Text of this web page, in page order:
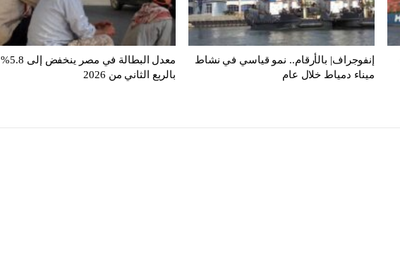
إنفوجراف| بالأرقام.. نمو قياسي في نشاط
ميناء دمياط خلال عام
معدل البطالة في مصر ينخفض إلى 5.8%
بالربع الثاني من 2026